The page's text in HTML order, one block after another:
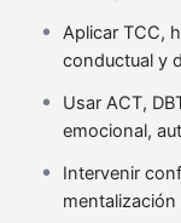
Aplicar TCC,
conductual y
Usar ACT,
emocional,
Intervenir